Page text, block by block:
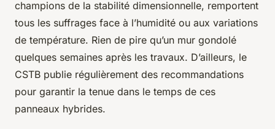
champions de la stabilité dimensionnelle, remportent
tous les suffrages face à l’humidité ou aux variations
de température. Rien de pire qu’un mur gondolé
quelques semaines après les travaux. D’ailleurs, le
CSTB publie régulièrement des recommandations
pour garantir la tenue dans le temps de ces
panneaux hybrides.